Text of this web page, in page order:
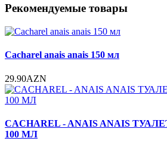
Рекомендуемые товары
Cacharel anais anais 150 мл
29.90AZN
CACHAREL - ANAIS ANAIS
100 МЛ